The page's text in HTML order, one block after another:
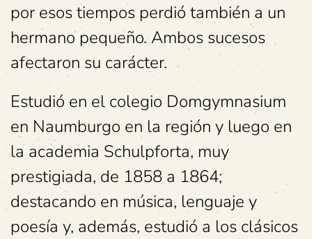
por esos tiempos perdió también a un
hermano pequeño. Ambos sucesos
afectaron su carácter.
Estudió en el colegio Domgymnasium
en Naumburgo en la región y luego en
la academia Schulpforta, muy
prestigiada, de 1858 a 1864;
destacando en música, lenguaje y
poesía y, además, estudió a los clásicos